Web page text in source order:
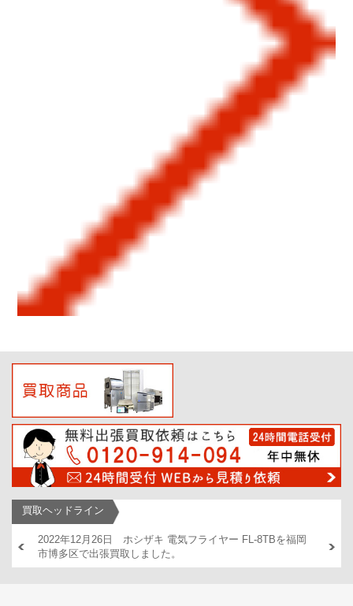
買取ヘッドライン
2022年12月26日 ホシザキ 電気フライヤー FL-8TBを福岡
市博多区で出張買取しました。
出張買